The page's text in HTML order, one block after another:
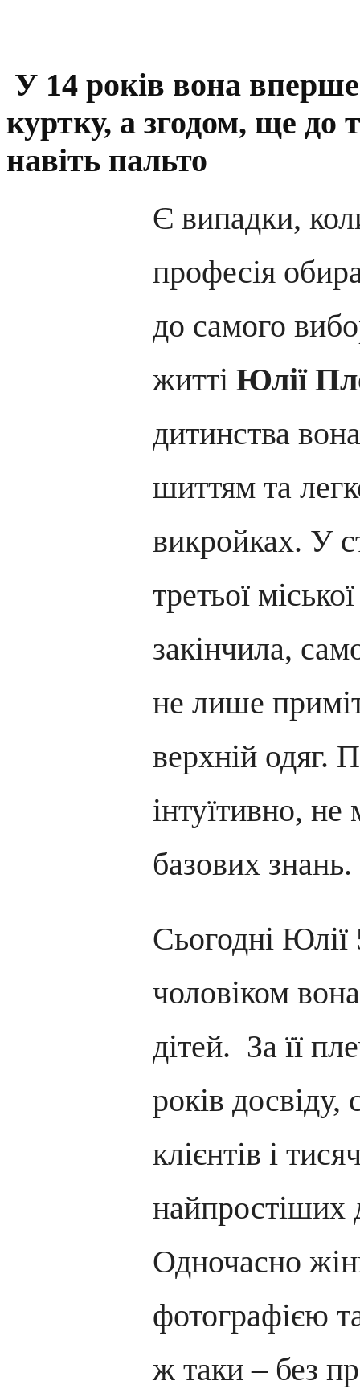
У 14 років вона
куртку, а згодом, ще до
навіть пальто
Є випадки,
професія
до самого
житті Юлії
дитинства
шиттям та
викройках. У
третьої
закінчила,
не лише
верхній одяг.
інтуїтивно,
базових знань.
Сьогодні Юлії
чоловіком
дітей. За її
років досвіду,
клієнтів і
найпростіших
Одночасно
фотографією
ж таки – без